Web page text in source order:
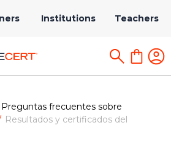
Institutions Teachers
Preguntas frecuentes sobre
Resultados y certificados del